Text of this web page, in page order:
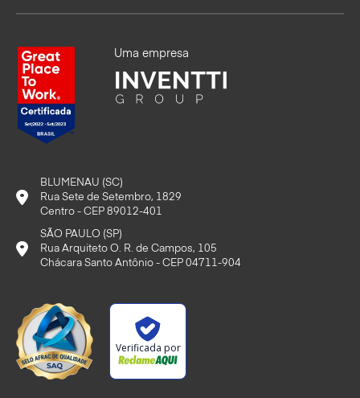
Uma empresa
BLUMENAU (SC)
Rua Sete de Setembro, 1829
Centro - CEP 89012-401
SÃO PAULO (SP)
Rua Arquiteto O. R. de Campos, 105
Chácara Santo Antônio - CEP 04711-904
Verificada por